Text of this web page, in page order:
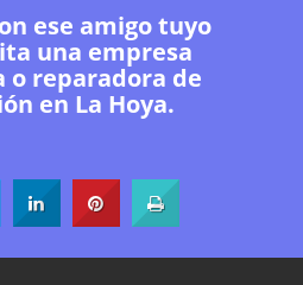
ese amigo tuyo
una empresa
o reparadora de
en La Hoya.